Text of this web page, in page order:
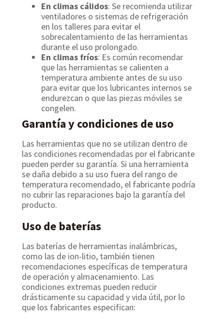
En climas cálidos: Se recomienda utilizar
ventiladores o sistemas de refrigeración
en los talleres para evitar el
sobrecalentamiento de las herramientas
durante el uso prolongado.
En climas fríos: Es común recomendar
que las herramientas se calienten a
temperatura ambiente antes de su uso
para evitar que los lubricantes internos se
endurezcan o que las piezas móviles se
congelen.
Garantía y condiciones de uso
Las herramientas que no se utilizan dentro de
las condiciones recomendadas por el fabricante
pueden perder su garantía. Si una herramienta
se daña debido a su uso fuera del rango de
temperatura recomendado, el fabricante podría
no cubrir las reparaciones bajo la garantía del
producto.
Uso de baterías
Las baterías de herramientas inalámbricas,
como las de ion-litio, también tienen
recomendaciones específicas de temperatura
de operación y almacenamiento. Las
condiciones extremas pueden reducir
drásticamente su capacidad y vida útil, por lo
que los fabricantes especifican: